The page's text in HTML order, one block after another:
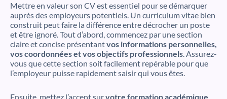
Mettre en valeur son CV est essentiel pour se démarquer
auprès des employeurs potentiels. Un curriculum vitae bien
construit peut faire la différence entre décrocher un poste
et être ignoré. Tout d’abord, commencez par une section
claire et concise présentantvos informations personnelles,
vos coordonnées et vos objectifs professionnels. Assurez-
vous que cette section soit facilement repérable pour que
l’employeur puisse rapidement saisir qui vous êtes.
Ensuite, mettez l’accent survotre formation académique